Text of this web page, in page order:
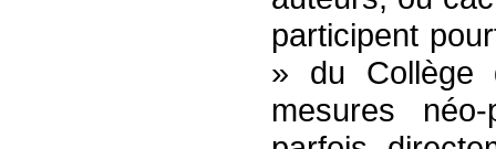
participent
» du Collège
mesures